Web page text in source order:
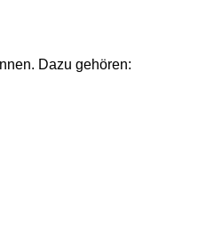
Dazu gehören: